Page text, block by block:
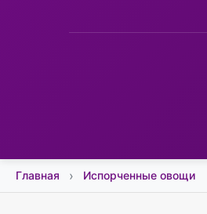
Главная Испорченные овощи